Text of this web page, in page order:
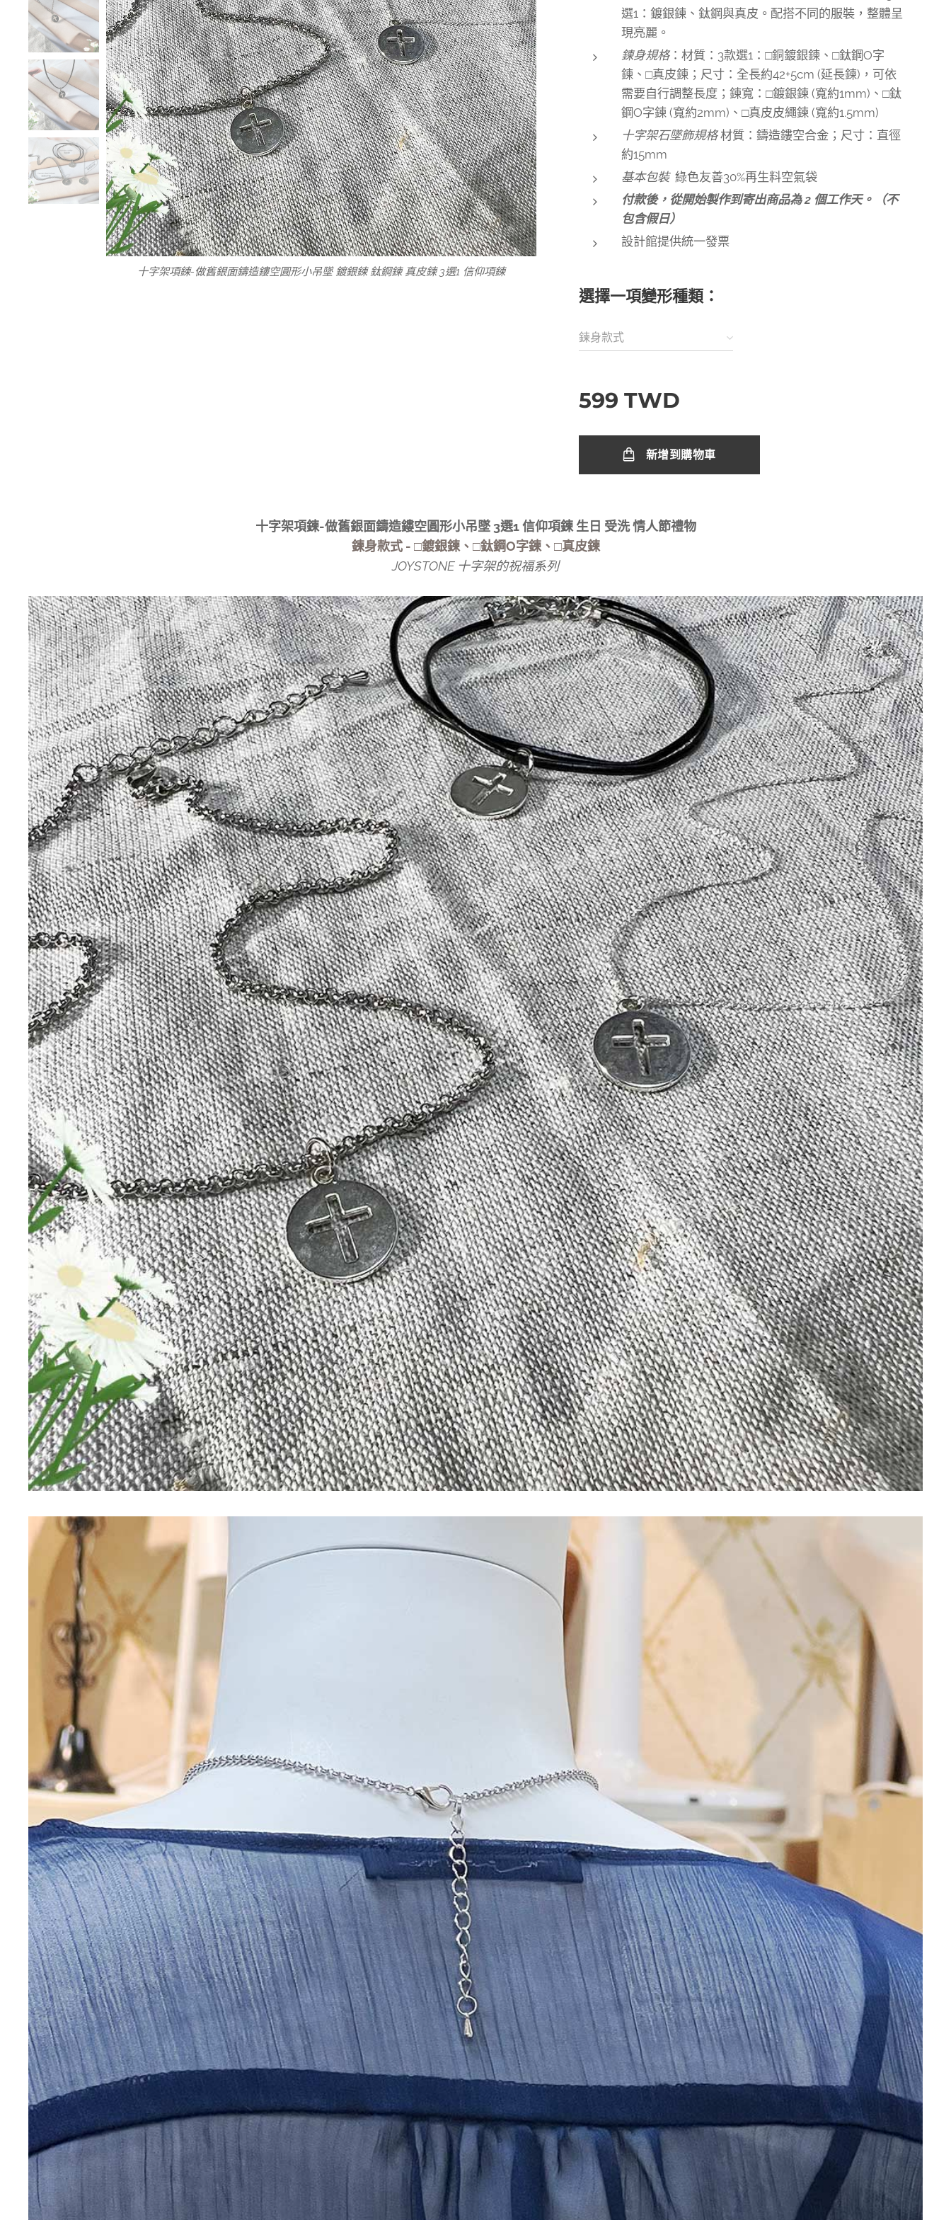
十字架項鍊-做舊銀面鑄造鏤空圓形小吊墜 鍍銀鍊 鈦鋼鍊 真皮鍊 3選1 信仰項鍊
十字架項鍊-做舊銀面鑄造鏤空圓形小吊墜 鍍銀鍊
十字架項鍊-鑄造鏤空圓形小吊墜做舊銀面 鈦鋼鍊長可調 信仰項鍊
十字架項鍊-做舊銀面鑄造鏤空圓形小吊墜 真皮鍊
鍊身材質 - □鍍銀鍊、□鈦鋼O字鍊、□真皮鍊
選1：鍍銀鍊、鈦鋼與真皮。配搭不同的服裝，整體呈
現亮麗。
鍊身規格：材質：3款選1：□銅鍍銀鍊、□鈦鋼O字
鍊、□真皮鍊；尺寸：全長約42+5cm (延長鍊)，可依
需要自行調整長度；鍊寬：□鍍銀鍊 (寬約1mm)、□鈦
鋼O字鍊 (寬約2mm)、□真皮皮繩鍊 (寬約1.5mm)
十字架石墜飾規格材質：鑄造鏤空合金；尺寸：直徑
約15mm
基本包裝 綠色友善30%再生料空氣袋
付款後，從開始製作到寄出商品為 2 個工作天。（不
包含假日）
設計館提供統一發票
選擇一項變形種類：
鍊身款式
599 TWD
新增到購物車
十字架項鍊-做舊銀面鑄造鏤空圓形小吊墜 3選1 信仰項鍊 生日 受洗 情人節禮物
鍊身款式 - □鍍銀鍊、□鈦鋼O字鍊、□真皮鍊
JOYSTONE 十字架的祝福系列